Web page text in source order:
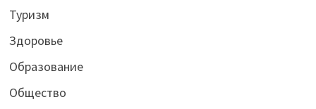
Туризм
Здоровье
Образование
Общество